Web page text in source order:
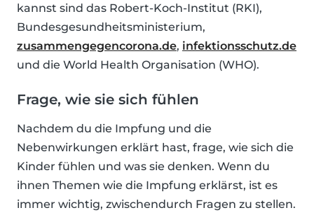
kannst sind das Robert-Koch-Institut (RKI),
Bundesgesundheitsministerium,
zusammengegencorona.de, infektionsschutz.de
und die World Health Organisation (WHO).
Frage, wie sie sich fühlen
Nachdem du die Impfung und die
Nebenwirkungen erklärt hast, frage, wie sich die
Kinder fühlen und was sie denken. Wenn du
ihnen Themen wie die Impfung erklärst, ist es
immer wichtig, zwischendurch Fragen zu stellen.